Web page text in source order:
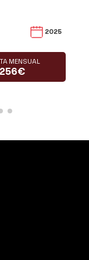
2025
MENSUAL
256€